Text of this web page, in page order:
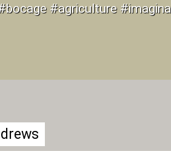
#agriculture